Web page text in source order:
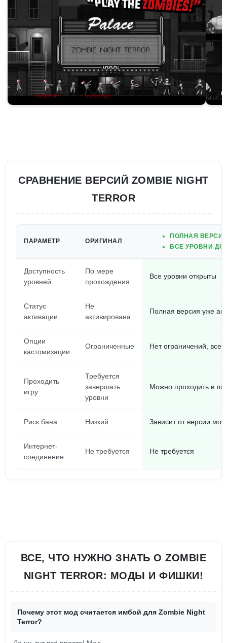
СРАВНЕНИЕ ВЕРСИЙ ZOMBIE NIGHT
TERROR
ПАРАМЕТР ОРИГИНАЛ
ПОЛНАЯ
ВСЕ УРОВНИ
Доступность
уровней
По мере
прохождения
Все уровни открыты
Статус
активации
Не
активирована
Полная версия уже
Опции
кастомизации
Ограниченные Нет ограничений, все
Проходить
игру
Требуется
завершать
уровни
Можно проходить в
Риск бана Низкий Зависит от версии
Интернет-
соединение
Не требуется Не требуется
ВСЕ, ЧТО НУЖНО ЗНАТЬ О ZOMBIE
NIGHT TERROR: МОДЫ И ФИШКИ!
Почему этот мод считается имбой для Zombie Night
Terror?